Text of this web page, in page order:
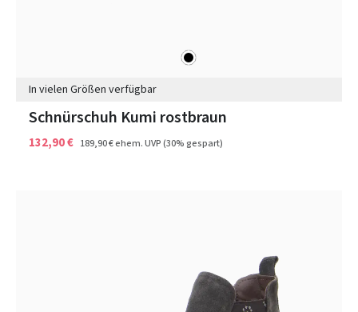
schwarz
In vielen Größen verfügbar
Schnürschuh Kumi rostbraun
132,90 € 189,90 €ehem. UVP(30% gespart)